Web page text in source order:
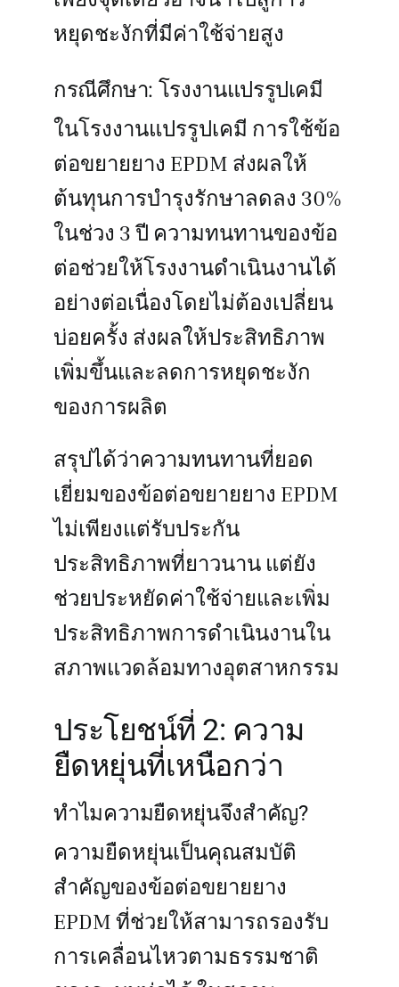
หยุดชะงักที่มีค่าใช้จ่ายสูง
กรณีศึกษา: โรงงานแปรรูปเคมี
ในโรงงานแปรรูปเคมี การใช้ข้อ
ต่อขยายยาง EPDM ส่งผลให้
ต้นทุนการบำรุงรักษาลดลง 30%
ในช่วง 3 ปี ความทนทานของข้อ
ต่อช่วยให้โรงงานดำเนินงานได้
อย่างต่อเนื่องโดยไม่ต้องเปลี่ยน
บ่อยครั้ง ส่งผลให้ประสิทธิภาพ
เพิ่มขึ้นและลดการหยุดชะงัก
ของการผลิต
สรุปได้ว่าความทนทานที่ยอด
เยี่ยมของข้อต่อขยายยาง EPDM
ไม่เพียงแต่รับประกัน
ประสิทธิภาพที่ยาวนาน แต่ยัง
ช่วยประหยัดค่าใช้จ่ายและเพิ่ม
ประสิทธิภาพการดำเนินงานใน
สภาพแวดล้อมทางอุตสาหกรรม
ประโยชน์ที่ 2: ความ
ยืดหยุ่นที่เหนือกว่า
ทำไมความยืดหยุ่นจึงสำคัญ?
ความยืดหยุ่นเป็นคุณสมบัติ
สำคัญของข้อต่อขยายยาง
EPDM ที่ช่วยให้สามารถรองรับ
การเคลื่อนไหวตามธรรมชาติ